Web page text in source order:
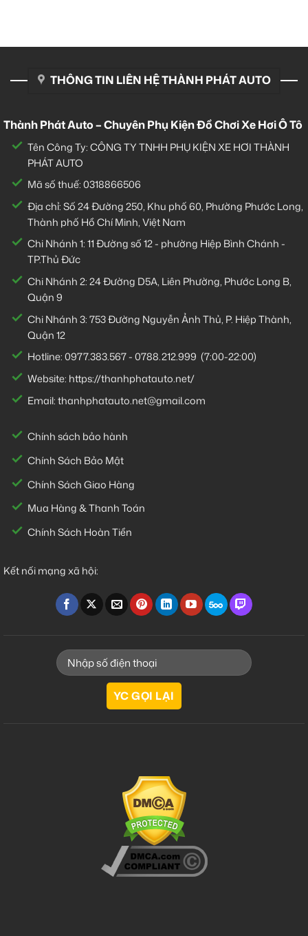
THÔNG TIN LIÊN HỆ THÀNH PHÁT AUTO
Thành Phát Auto – Chuyên Phụ Kiện Đồ Chơi Xe Hơi Ô Tô
Tên Công Ty: CÔNG TY TNHH PHỤ KIỆN XE HƠI THÀNH
PHÁT AUTO
Mã số thuế: 0318866506
Địa chỉ: Số 24 Đường 250, Khu phố 60, Phường Phước Long,
Thành phố Hồ Chí Minh, Việt Nam
Chi Nhánh 1:11 Đường số 12 - phường Hiệp Bình Chánh -
TP.Thủ Đức
Chi Nhánh 2:24 Đường D5A, Liên Phường, Phước Long B,
Quận 9
Chi Nhánh 3:753 Đường Nguyễn Ảnh Thủ, P. Hiệp Thành,
Quận 12
Hotline:0977.383.567-0788.212.999 (7:00-22:00)
Website: https://thanhphatauto.net/
Email:thanhphatauto.net@gmail.com
Chính sách bảo hành
Chính Sách Bảo Mật
Chính Sách Giao Hàng
Mua Hàng & Thanh Toán
Chính Sách Hoàn Tiền
Kết nối mạng xã hội: